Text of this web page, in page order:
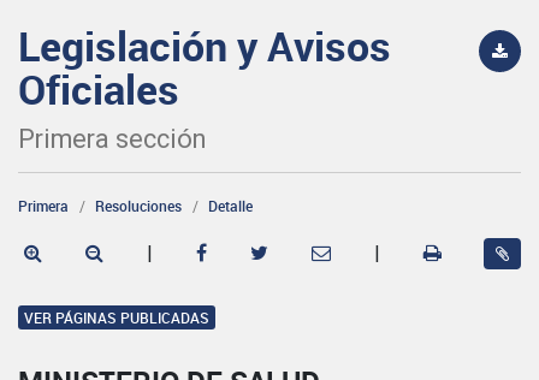
Legislación y Avisos
Oficiales
Primera sección
Primera Resoluciones Detalle
| |
VER PÁGINAS PUBLICADAS